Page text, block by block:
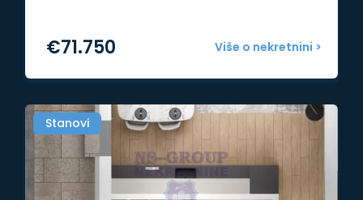
Više o nekretnini >
€71.750
Stanovi